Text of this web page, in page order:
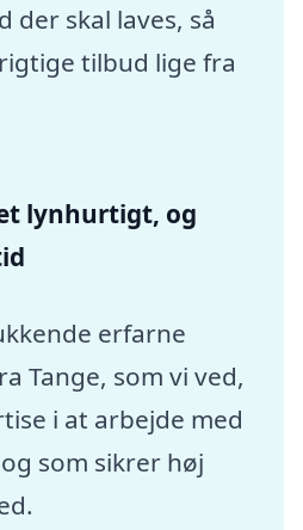
der skal laves, så
tilbud lige fra
lynhurtigt, og
erfarne
Tange, som vi ved,
i at arbejde med
som sikrer høj